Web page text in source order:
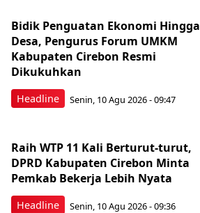
Headline
Bidik Penguatan Ekonomi Hingga
Desa, Pengurus Forum UMKM
Kabupaten Cirebon Resmi
Dikukuhkan
Senin, 10 Agu 2026 - 09:47
Headline
Raih WTP 11 Kali Berturut-turut,
DPRD Kabupaten Cirebon Minta
Pemkab Bekerja Lebih Nyata
Senin, 10 Agu 2026 - 09:36